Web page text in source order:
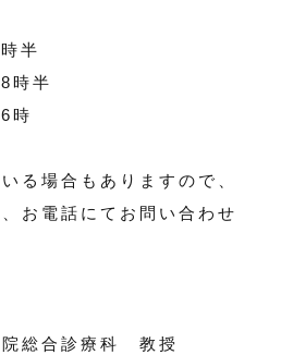
半
時半
時
る場合もありますので、
お電話にてお問い合わせ
院総合診療科 教授